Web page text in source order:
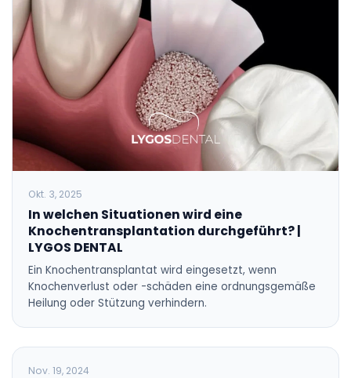
Okt. 3, 2025
In welchen Situationen wird eine
Knochentransplantation durchgeführt? |
LYGOS DENTAL
Ein Knochentransplantat wird eingesetzt, wenn
Knochenverlust oder -schäden eine ordnungsgemäße
Heilung oder Stützung verhindern.
BLOG
Nov. 19, 2024